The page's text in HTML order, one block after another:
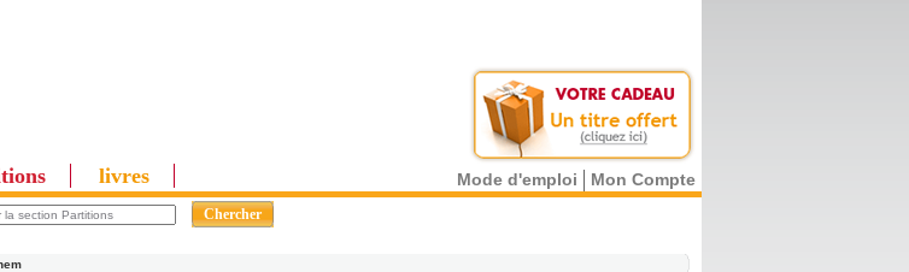
livres Mode d'emploi Mon Compte